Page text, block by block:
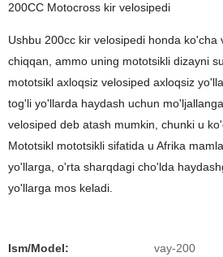
200CC Motocross kir velosipedi
Ushbu 200cc kir velosipedi honda ko'cha
chiqqan, ammo uning mototsikli dizayni
mototsikl axloqsiz velosiped axloqsiz
tog'li yo'llarda haydash uchun
velosiped deb atash mumkin, chunki u
Mototsikl mototsikli sifatida u Afrika
yo'llarga, o'rta sharqdagi cho'lda
yo'llarga mos keladi.
Ism/Model: vay-200